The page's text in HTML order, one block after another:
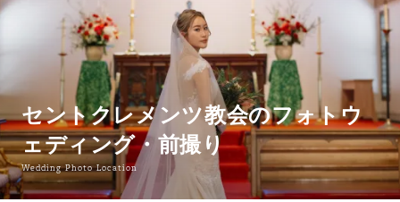
セントクレメンツ教会のフォトウ
ェディング・前撮り
Wedding Photo Location